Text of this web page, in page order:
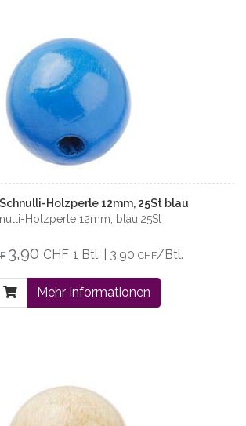
Holzperle 12mm, 25St blau
Holzperle 12mm, blau,25St
3,90 CHF 1 Btl. | 3,90 CHF/Btl.
Mehr Informationen